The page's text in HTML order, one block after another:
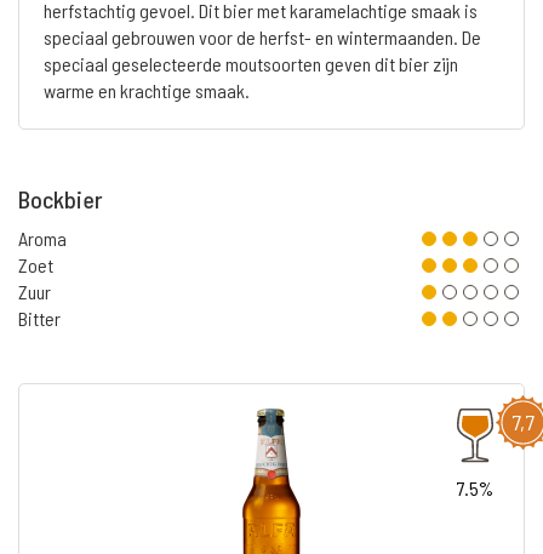
herfstachtig gevoel. Dit bier met karamelachtige smaak is
speciaal gebrouwen voor de herfst- en wintermaanden. De
speciaal geselecteerde moutsoorten geven dit bier zijn
warme en krachtige smaak.
Bockbier
Aroma
Zoet
Zuur
Bitter
7,7
7.5%